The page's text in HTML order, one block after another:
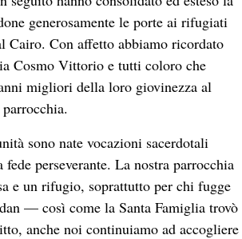
generosamente le porte ai rifugiati
Cairo. Con affetto abbiamo ricordato
Cosmo Vittorio e tutti coloro che
migliori della loro giovinezza al
sono nate vocazioni sacerdotali
perseverante. La nostra parrocchia
e un rifugio, soprattutto per chi fugge
— così come la Santa Famiglia trovò
anche noi continuiamo ad accogliere